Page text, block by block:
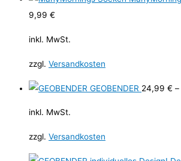
9,99 €
inkl. MwSt.
zzgl. Versandkosten
GEOBENDER 24,99 € –
inkl. MwSt.
zzgl. Versandkosten